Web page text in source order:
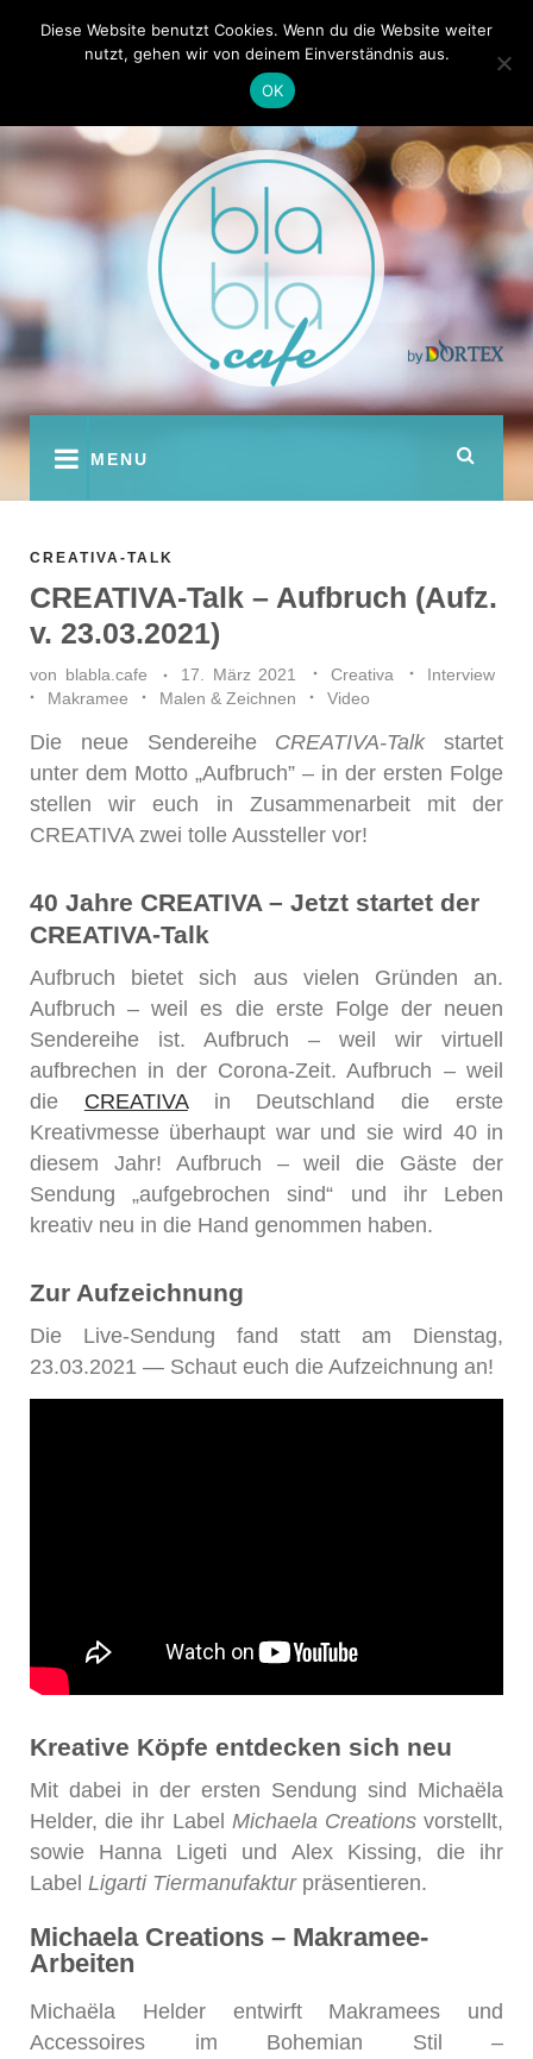
Kontakt Autoren
youtubefacebook
instagram
twitterpinterest
MENU
CREATIVA-TALK
CREATIVA-Talk – Aufbruch (Aufz.
v. 23.03.2021)
von blabla.cafe 17. März 2021 Creativa
Interview
Makramee
Malen & Zeichnen Video
Die neue SendereiheCREATIVA-Talkstartet
unter dem Motto „Aufbruch” – in der ersten Folge
stellen wir euch in Zusammenarbeit mit der
CREATIVA zwei tolle Aussteller vor!
40 Jahre CREATIVA – Jetzt startet der
CREATIVA-Talk
Aufbruch bietet sich aus vielen Gründen an.
Aufbruch – weil es die erste Folge der neuen
Sendereihe ist. Aufbruch – weil wir virtuell
aufbrechen in der Corona-Zeit. Aufbruch – weil
die CREATIVAin Deutschland die erste
Kreativmesse überhaupt war und sie wird 40 in
diesem Jahr! Aufbruch – weil die Gäste der
Sendung „aufgebrochen sind“ und ihr Leben
kreativ neu in die Hand genommen haben.
Zur Aufzeichnung
Die Live-Sendung fand statt am Dienstag,
23.03.2021 — Schaut euch die Aufzeichnung an!
Kreative Köpfe entdecken sich neu
Mit dabei in der ersten Sendung sind Michaëla
Helder, die ihr Label Michaela Creationsvorstellt,
sowie Hanna Ligeti und Alex Kissing, die ihr
Label Ligarti Tiermanufakturpräsentieren.
Michaela Creations – Makramee-
Arbeiten
Michaëla Helder entwirft Makramees und
Accessoires im Bohemian Stil –
Diese Website benutzt Cookies. Wenn du die Website weiter
nutzt, gehen wir von deinem Einverständnis aus.
OK